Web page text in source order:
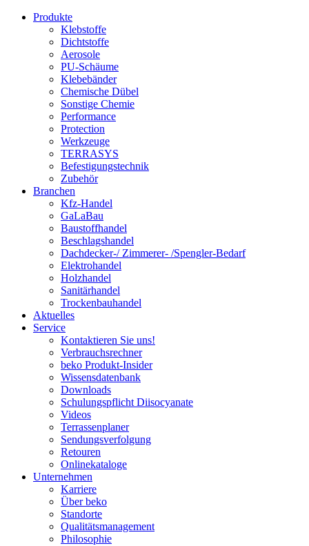
Produkte
Klebstoffe
Dichtstoffe
Aerosole
PU-Schäume
Klebebänder
Chemische Dübel
Sonstige Chemie
Performance
Protection
Werkzeuge
TERRASYS
Befestigungstechnik
Zubehör
Branchen
Kfz-Handel
GaLaBau
Baustoffhandel
Beschlagshandel
Dachdecker-/ Zimmerer- /Spengler-Bedarf
Elektrohandel
Holzhandel
Sanitärhandel
Trockenbauhandel
Aktuelles
Service
Kontaktieren Sie uns!
Verbrauchsrechner
beko Produkt-Insider
Wissensdatenbank
Downloads
Schulungspflicht Diisocyanate
Videos
Terrassenplaner
Sendungsverfolgung
Retouren
Onlinekataloge
Unternehmen
Karriere
Über beko
Standorte
Qualitätsmanagement
Philosophie